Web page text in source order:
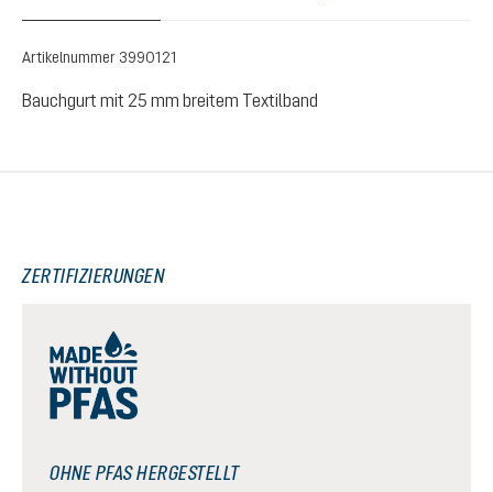
Artikelnummer 3990121
Bauchgurt mit 25 mm breitem Textilband
ZERTIFIZIERUNGEN
OHNE PFAS HERGESTELLT